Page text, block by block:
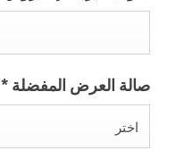
صالة العرض المفضلة *
اختر